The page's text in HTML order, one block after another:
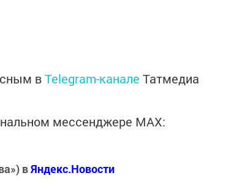
вTelegram-канале Татмедиа
мессенджере MАХ:
вЯндекс.Новости